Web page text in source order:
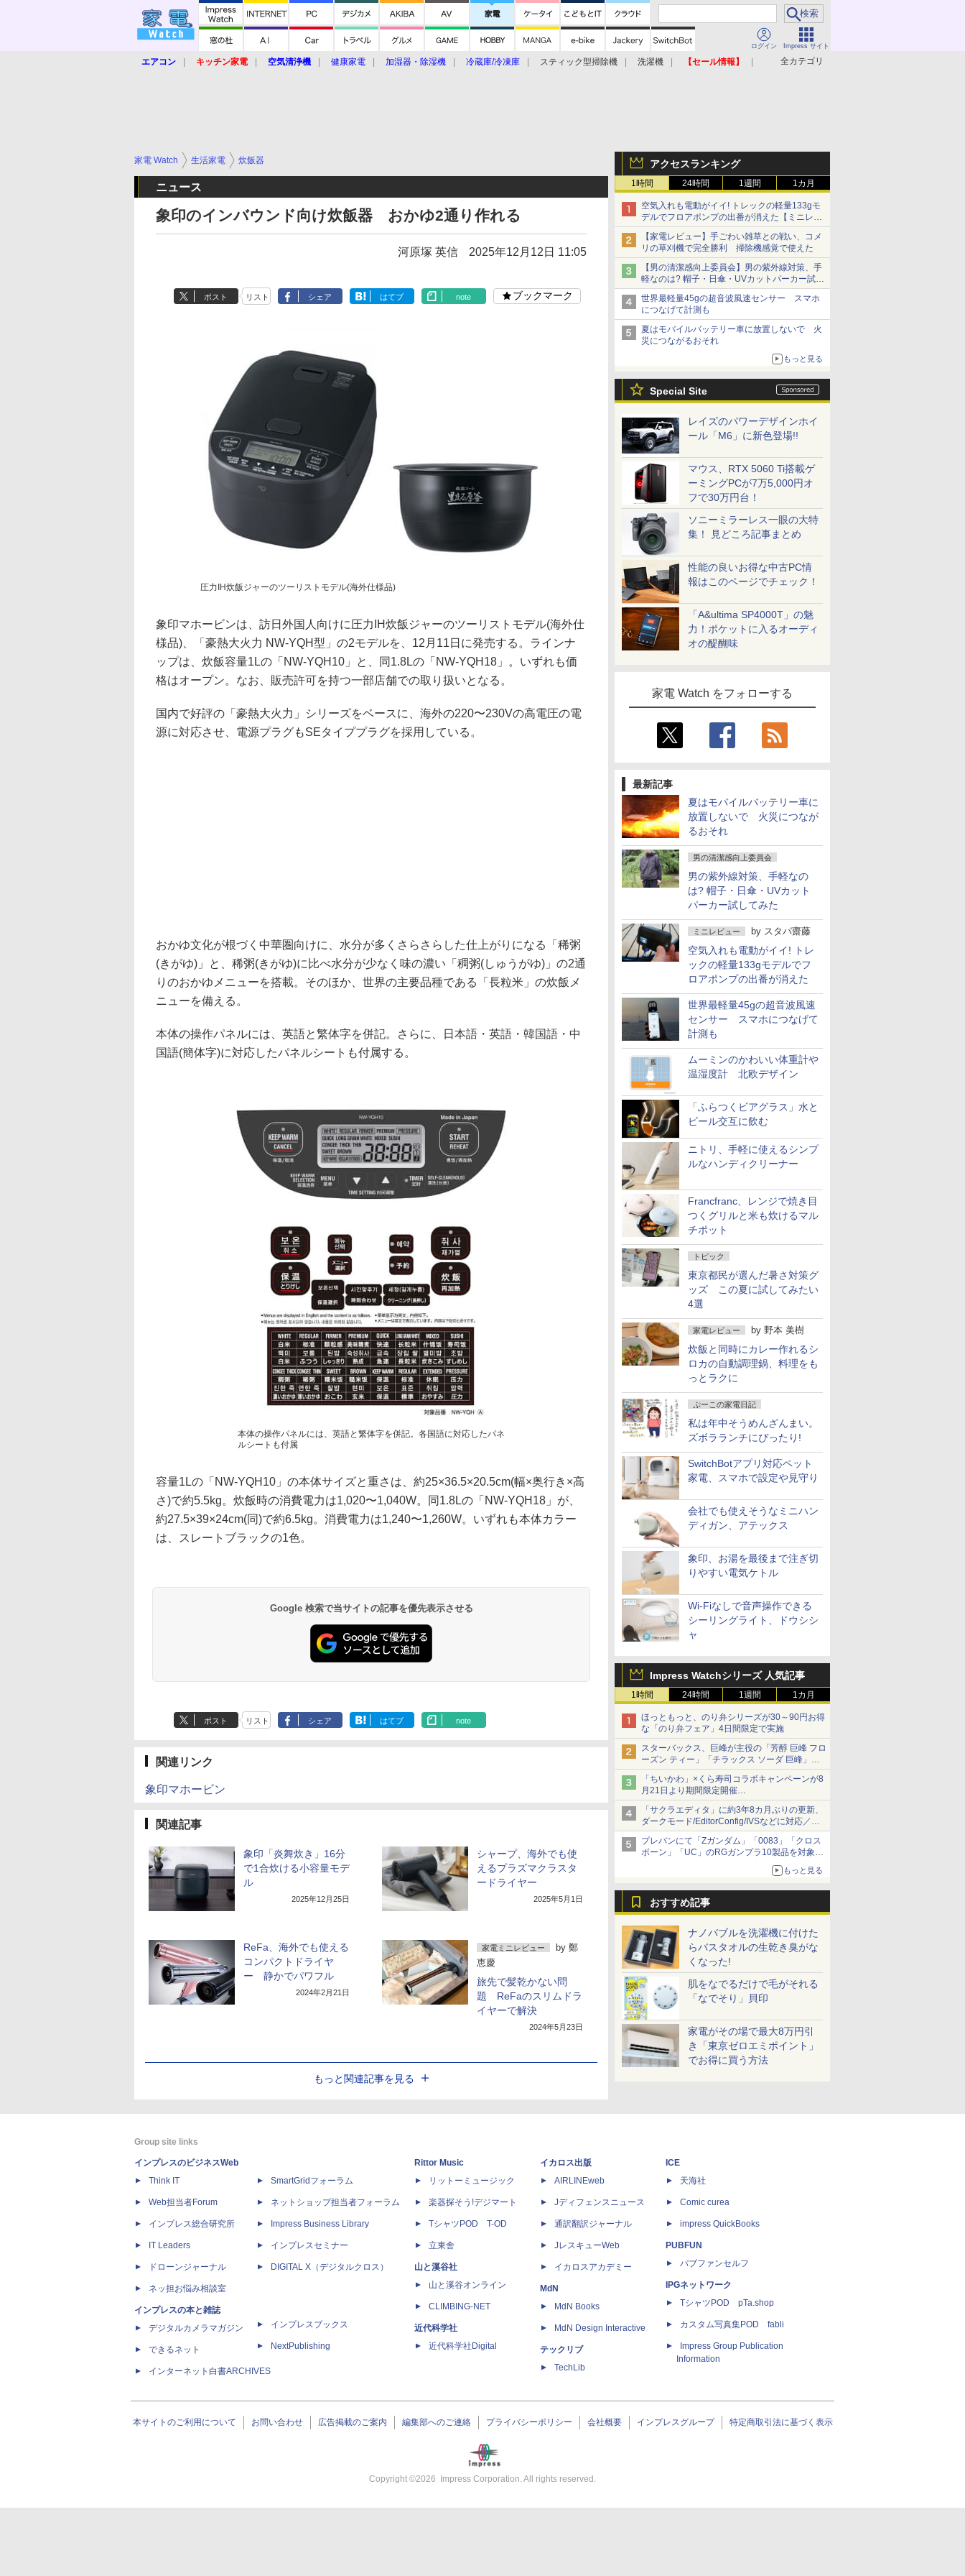
ログイン Impress サイト
全カテゴリ
エアコン キッチン家電 空気清浄機 健康家電 加湿器・除湿機 冷蔵庫/冷凍庫 スティック型掃除機 洗濯機
【セール情報】
アクセスランキング
1時間 24時間 1週間 1カ月
空気入れも電動がイイ! トレックの軽量133gモ
デルでフロアポンプの出番が消えた【ミニレビ
ュー】
【家電レビュー】手ごわい雑草との戦い、コメ
リの草刈機で完全勝利 掃除機感覚で使えた
【男の清潔感向上委員会】男の紫外線対策、手
軽なのは? 帽子・日傘・UVカットパーカー試し
てみた
世界最軽量45gの超音波風速センサー スマホ
につなげて計測も
夏はモバイルバッテリー車に放置しないで 火
災につながるおそれ
もっと見る
Special Site
レイズのパワーデザインホイ
ール「M6」に新色登場!!
マウス、RTX 5060 Ti搭載ゲ
ーミングPCが7万5,000円オ
フで30万円台！
ソニーミラーレス一眼の大特
集！ 見どころ記事まとめ
性能の良いお得な中古PC情
報はこのページでチェック！
「A&ultima SP4000T」の魅
力！ポケットに入るオーディ
オの醍醐味
家電 Watch をフォローする
最新記事
夏はモバイルバッテリー車に
放置しないで 火災につなが
るおそれ
男の清潔感向上委員会
男の紫外線対策、手軽なの
は? 帽子・日傘・UVカット
パーカー試してみた
ミニレビュー by スタパ齋藤
空気入れも電動がイイ! トレ
ックの軽量133gモデルでフ
ロアポンプの出番が消えた
世界最軽量45gの超音波風速
センサー スマホにつなげて
計測も
ムーミンのかわいい体重計や
温湿度計 北欧デザイン
「ふらつくビアグラス」水と
ビール交互に飲む
ニトリ、手軽に使えるシンプ
ルなハンディクリーナー
Francfranc、レンジで焼き目
つくグリルと米も炊けるマル
チポット
トピック
東京都民が選んだ暑さ対策グ
ッズ この夏に試してみたい
4選
家電レビュー by 野本 美樹
炊飯と同時にカレー作れるシ
ロカの自動調理鍋、料理をも
っとラクに
ぷーこの家電日記
私は年中そうめんざんまい。
ズボラランチにぴったり!
SwitchBotアプリ対応ペット
家電、スマホで設定や見守り
会社でも使えそうなミニハン
ディガン、アテックス
象印、お湯を最後まで注ぎ切
りやすい電気ケトル
Wi-Fiなしで音声操作できる
シーリングライト、ドウシシ
ャ
Impress Watchシリーズ 人気記事
1時間 24時間 1週間 1カ月
ほっともっと、のり弁シリーズが30～90円お得
な「のり弁フェア」4日間限定で実施
スターバックス、巨峰が主役の「芳醇 巨峰 フロ
ーズン ティー」「チラックス ソーダ 巨峰」発
売
「ちいかわ」×くら寿司コラボキャンペーンが8
月21日より期間限定開催
オリジナルの湯呑みや寿司皿が景品に登場！
「サクラエディタ」に約3年8カ月ぶりの更新、
ダークモード/EditorConfig/IVSなどに対応／複
数の脆弱性に対処したセキュリティアップデー
ト
プレバンにて「Zガンダム」「0083」「クロス
ボーン」「UC」のRGガンプラ10製品を対象に
した抽選販売が8月10日11時より実施！
もっと見る
おすすめ記事
ナノバブルを洗濯機に付けた
らバスタオルの生乾き臭がな
くなった!
肌をなでるだけで毛がそれる
「なでそり」貝印
家電がその場で最大8万円引
き「東京ゼロエミポイント」
でお得に買う方法
家電 Watch 生活家電 炊飯器
ニュース
象印のインバウンド向け炊飯器 おかゆ2通り作れる
河原塚 英信 2025年12月12日 11:05
ポスト リスト シェア はてブ note ブックマーク
圧力IH炊飯ジャーのツーリストモデル(海外仕様品)
象印マホービンは、訪日外国人向けに圧力IH炊飯ジャーのツーリストモデル(海外仕
様品)、「豪熱大火力 NW-YQH型」の2モデルを、12月11日に発売する。ラインナ
ップは、炊飯容量1Lの「NW-YQH10」と、同1.8Lの「NW-YQH18」。いずれも価
格はオープン。なお、販売許可を持つ一部店舗での取り扱いとなる。
国内で好評の「豪熱大火力」シリーズをベースに、海外の220〜230Vの高電圧の電
源に対応させ、電源プラグもSEタイププラグを採用している。
おかゆ文化が根づく中華圏向けに、水分が多くさらさらした仕上がりになる「稀粥
(きがゆ)」と、稀粥(きがゆ)に比べ水分が少なく味の濃い「稠粥(しゅうがゆ)」の2通
りのおかゆメニューを搭載。そのほか、世界の主要品種である「長粒米」の炊飯メ
ニューを備える。
本体の操作パネルには、英語と繁体字を併記。さらに、日本語・英語・韓国語・中
国語(簡体字)に対応したパネルシートも付属する。
本体の操作パネルには、英語と繁体字を併記。各国語に対応したパネ
ルシートも付属
容量1Lの「NW-YQH10」の本体サイズと重さは、約25×36.5×20.5cm(幅×奥行き×高
さ)で約5.5kg。炊飯時の消費電力は1,020〜1,040W。同1.8Lの「NW-YQH18」が、
約27.5×39×24cm(同)で約6.5kg。消費電力は1,240〜1,260W。いずれも本体カラー
は、スレートブラックの1色。
Google 検索で当サイトの記事を優先表示させる
ポスト リスト シェア はてブ note
関連リンク
象印マホービン
関連記事
象印「炎舞炊き」16分
で1合炊ける小容量モデ
ル
2025年12月25日
シャープ、海外でも使
えるプラズマクラスタ
ードライヤー
2025年5月1日
ReFa、海外でも使える
コンパクトドライヤ
ー 静かでパワフル
2024年2月21日
家電ミニレビュー by 鄭
恵慶
旅先で髪乾かない問
題 ReFaのスリムドラ
イヤーで解決
2024年5月23日
もっと関連記事を見る
Group site links
インプレスのビジネスWeb
Think IT
Web担当者Forum
インプレス総合研究所
IT Leaders
ドローンジャーナル
ネッ担お悩み相談室
インプレスの本と雑誌
デジタルカメラマガジン
できるネット
インターネット白書ARCHIVES
SmartGridフォーラム
ネットショップ担当者フォーラム
Impress Business Library
インプレスセミナー
DIGITAL X（デジタルクロス）
インプレスブックス
NextPublishing
Rittor Music
リットーミュージック
楽器探そう!デジマート
TシャツPOD T-OD
立東舎
山と溪谷社
山と溪谷オンライン
CLIMBING-NET
近代科学社
近代科学社Digital
イカロス出版
AIRLINEweb
Jディフェンスニュース
通訳翻訳ジャーナル
JレスキューWeb
イカロスアカデミー
MdN
MdN Books
MdN Design Interactive
テックリブ
TechLib
ICE
天海社
Comic curea
impress QuickBooks
PUBFUN
パブファンセルフ
IPGネットワーク
TシャツPOD pTa.shop
カスタム写真集POD fabli
Impress Group Publication
Information
本サイトのご利用について お問い合わせ 広告掲載のご案内 編集部へのご連絡 プライバシーポリシー 会社概要 インプレスグループ 特定商取引法に基づく表示
Copyright ©2026 Impress Corporation. All rights reserved.